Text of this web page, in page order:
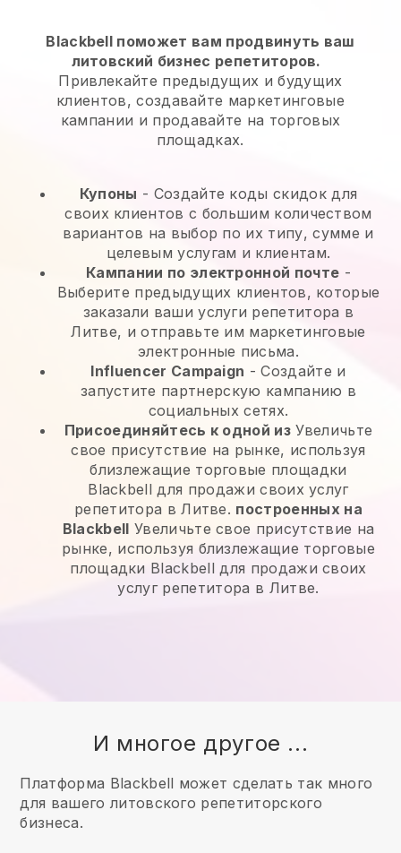
Blackbell поможет вам продвинуть ваш
литовский бизнес репетиторов.
Привлекайте предыдущих и будущих
клиентов, создавайте маркетинговые
кампании и продавайте на торговых
площадках.
Купоны - Создайте коды скидок для
своих клиентов с большим количеством
вариантов на выбор по их типу, сумме и
целевым услугам и клиентам.
Кампании по электронной почте -
Выберите предыдущих клиентов, которые
заказали ваши услуги репетитора в
Литве, и отправьте им маркетинговые
электронные письма.
Influencer Campaign - Создайте и
запустите партнерскую кампанию в
социальных сетях.
Присоединяйтесь к одной из Увеличьте
свое присутствие на рынке, используя
близлежащие торговые площадки
Blackbell для продажи своих услуг
репетитора в Литве. построенных на
Blackbell Увеличьте свое присутствие на
рынке, используя близлежащие торговые
площадки Blackbell для продажи своих
услуг репетитора в Литве.
И многое другое ...
Платформа Blackbell может сделать так много
для вашего литовского репетиторского
бизнеса.